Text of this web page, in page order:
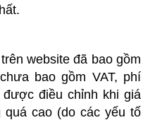
website đã bao gồm
bao gồm VAT, phí
điều chỉnh khi giá
quá cao (do các yếu tố